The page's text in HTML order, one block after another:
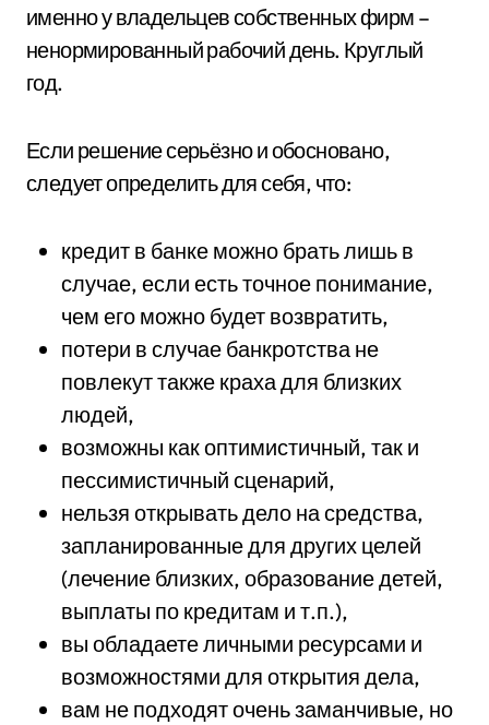
именно у владельцев собственных фирм –
ненормированный рабочий день. Круглый
год.
Если решение серьёзно и обосновано,
следует определить для себя, что:
кредит в банке можно брать лишь в
случае, если есть точное понимание,
чем его можно будет возвратить,
потери в случае банкротства не
повлекут также краха для близких
людей,
возможны как оптимистичный, так и
пессимистичный сценарий,
нельзя открывать дело на средства,
запланированные для других целей
(лечение близких, образование детей,
выплаты по кредитам и т.п.),
вы обладаете личными ресурсами и
возможностями для открытия дела,
вам не подходят очень заманчивые, но